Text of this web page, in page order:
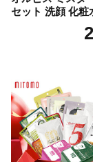
セット 洗顔 化粧